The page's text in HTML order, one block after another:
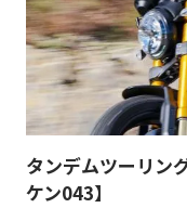
タンデムツーリン
ケン043】